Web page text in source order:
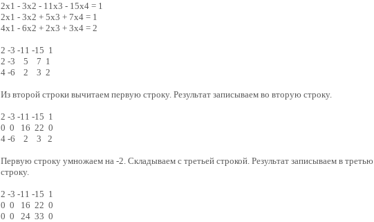
2x1 - 3x2 - 11x3 - 15x4 = 1
2x1 - 3x2 + 5x3 + 7x4 = 1
4x1 - 6x2 + 2x3 + 3x4 = 2
2 -3 -11 -15 1
2 -3 5 7 1
4 -6 2 3 2
Из второй строки вычитаем первую строку. Результат записываем во вторую строку.
2 -3 -11 -15 1
0 0 16 22 0
4 -6 2 3 2
Первую строку умножаем на -2. Складываем с третьей строкой. Результат записываем в третью
строку.
2 -3 -11 -15 1
0 0 16 22 0
0 0 24 33 0